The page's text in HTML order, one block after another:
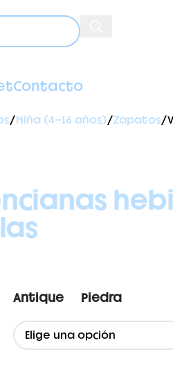
Contacto
Niña (4-16 años) Zapatos
Antique Piedra